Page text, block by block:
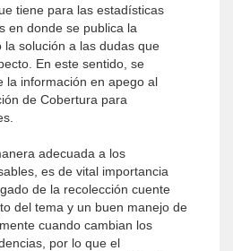
tiene para las estadísticas
en donde se publica la
la solución a las dudas que
En este sentido, se
la información en apego al
de Cobertura para
adecuada a los
es de vital importancia
de la recolección cuente
del tema y un buen manejo de
cuando cambian los
por lo que el